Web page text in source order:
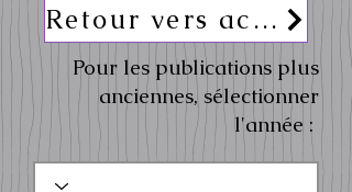
Retour vers actualités
Pour les publications plus
anciennes, sélectionner
l'année :